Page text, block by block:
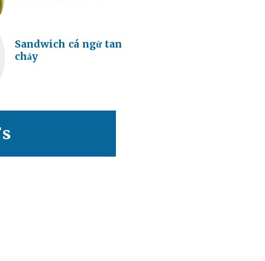
Sandwich cá ngừ tan
chảy